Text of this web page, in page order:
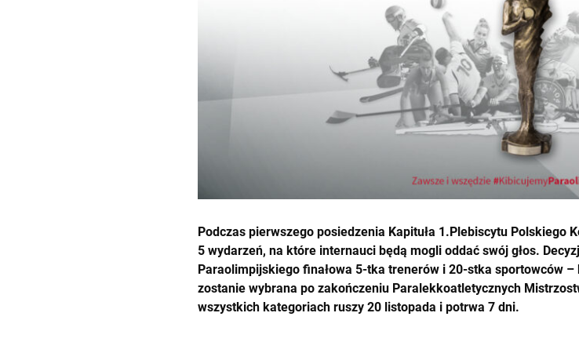
Podczas pierwszego posiedzenia Kapituła 1.Plebiscytu Polskiego
5 wydarzeń, na które internauci będą mogli oddać swój głos.
Paraolimpijskiego finałowa 5-tka trenerów i 20-stka sportowców
zostanie wybrana po zakończeniu Paralekkoatletycznych
wszystkich kategoriach ruszy 20 listopada i potrwa 7 dni.